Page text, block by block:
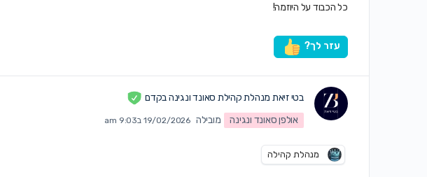
כל הכבוד על היוזמה!
עזר לך?
בטי זיאת מנהלת קהילת סאונד ונגינה בקדם
אולפן סאונד ונגינה
מובילה 19/02/2026 ב9:03 am
מנהלת קהילה